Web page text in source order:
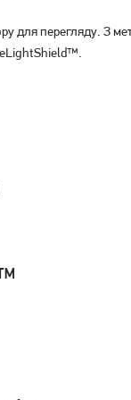
15-fc0005nw
для перегляду. З